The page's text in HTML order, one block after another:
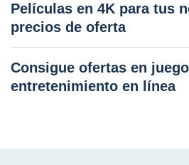
Películas en 4K para tus
precios de oferta
Consigue ofertas en
entretenimiento en línea